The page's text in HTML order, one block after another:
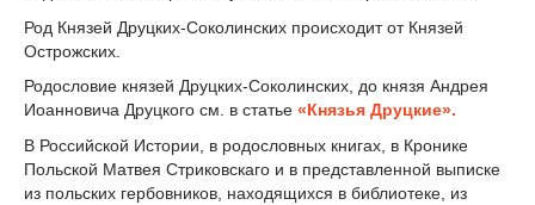
Род Князей Друцких-Соколинских происходит от Князей
Острожских.
Родословие князей Друцких-Соколинских, до князя Андрея
Иоанновича Друцкого см. в статье «Князья Друцкие».
В Российской Истории, в родословных книгах, в Кронике
Польской Матвея Стриковскаго и в представленной выписке
из польских гербовников, находящихся в библиотеке, из